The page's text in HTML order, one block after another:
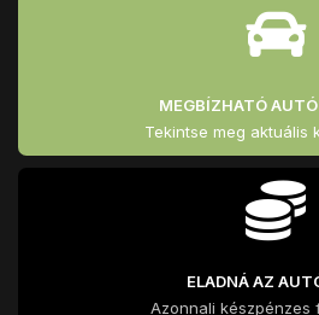
MEGBÍZHATÓ
Tekintse meg aktuális
ELADNÁ AZ
Azonnali készpénzes